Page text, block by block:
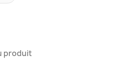
produit